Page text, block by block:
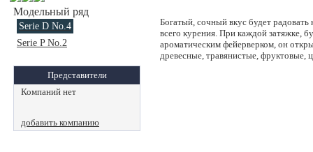
Модельный ряд
Serie D No.4
Serie P No.2
Представители
Компаний нет
добавить компанию
Богатый, сочный вкус будет
всего курения. При каждой затяжке,
ароматическим фейерверком, он
древесные, травянистые, фруктовые,